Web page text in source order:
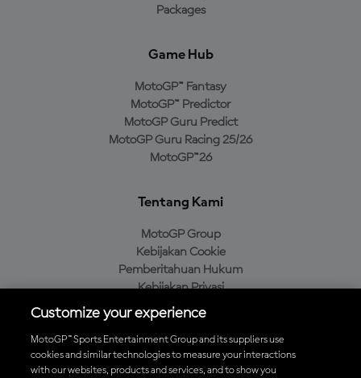
Packages
Game Hub
MotoGP™ Fantasy
MotoGP™ Predictor
MotoGP Guru Predict
MotoGP Guru Racing 25/26
MotoGP™26
Tentang Kami
MotoGP Group
Kebijakan Cookie
Pemberitahuan Hukum
Kebijakan Privasi
Kebijakan Pembelian
Unduh Aplikasi Resmi MotoGP™
Customize your experience
MotoGP™ Sports Entertainment Group and its suppliers use
cookies and similar technologies to measure your interactions
with our websites, products and services, and to show you